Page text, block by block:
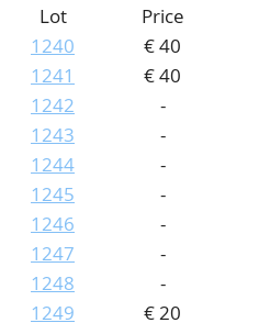
Lot
Price
1240
€ 40
1241
€ 40
1242
-
1243
-
1244
-
1245
-
1246
-
1247
-
1248
-
1249
€ 20